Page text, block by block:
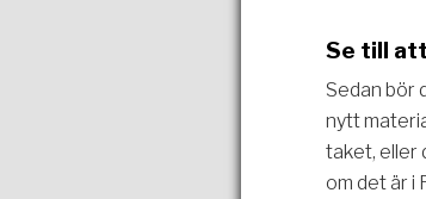
Se till
Sedan bör
nytt
taket, eller
om det är i